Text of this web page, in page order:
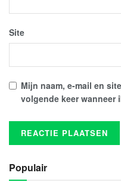
Site
Mijn naam, e-mail en
volgende keer wanneer
Populair